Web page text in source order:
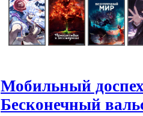
Мобильный
Бесконечный